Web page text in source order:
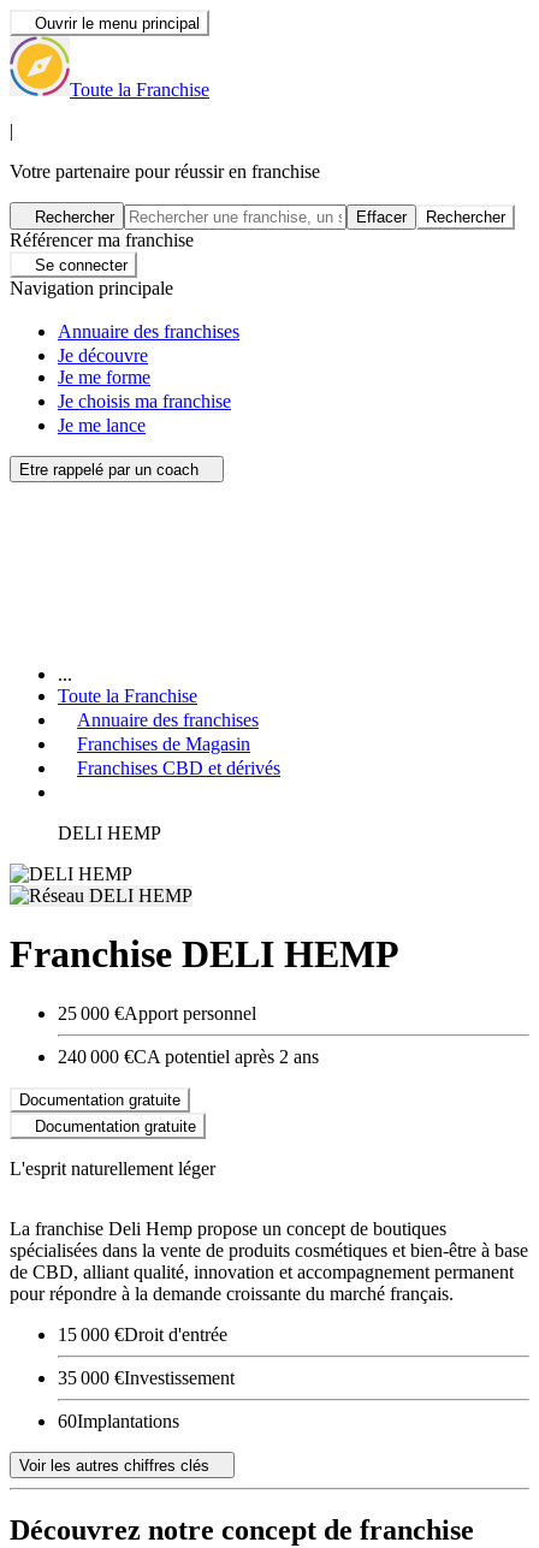
Ouvrir le menu principal
Toute la Franchise
|
Votre partenaire pour réussir en franchise
Rechercher Effacer Rechercher
Référencer ma franchise
Se connecter
Navigation principale
Annuaire des franchises
Je découvre
Je me forme
Je choisis ma franchise
Je me lance
Etre rappelé par un coach
...
Toute la Franchise
Annuaire des franchises
Franchises de Magasin
Franchises CBD et dérivés
DELI HEMP
Franchise DELI HEMP
25 000 €Apport personnel
240 000 €CA potentiel après 2 ans
Documentation gratuite
Documentation gratuite
L'esprit naturellement léger
La franchise Deli Hemp propose un concept de boutiques
spécialisées dans la vente de produits cosmétiques et bien-être à base
de CBD, alliant qualité, innovation et accompagnement permanent
pour répondre à la demande croissante du marché français.
15 000 €Droit d'entrée
35 000 €Investissement
60Implantations
Voir les autres chiffres clés
Découvrez notre concept de franchise